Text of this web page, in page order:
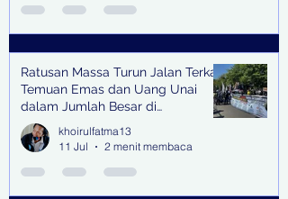
Ratusan Massa Turun Jalan Terkait
Temuan Emas dan Uang Unai
dalam Jumlah Besar di
Lingkungan Jampidsus Kejaksaan
Agung RI di Jakarta
khoirulfatma13
11 Jul
2 menit membaca